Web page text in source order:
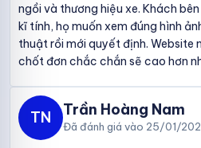
ngồi và thương hiệu xe. Khách
kĩ tính, họ muốn xem đúng hình
thuật rồi mới quyết định. Website
chốt đơn chắc chắn sẽ cao hơn
TN Trần Hoàng Nam
Đã đánh giá vào 25/01/